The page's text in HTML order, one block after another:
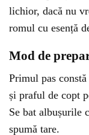
lichior, dacă nu
romul cu esență
Mod de
Primul pas
și praful de copt
Se bat albușurile
spumă tare.